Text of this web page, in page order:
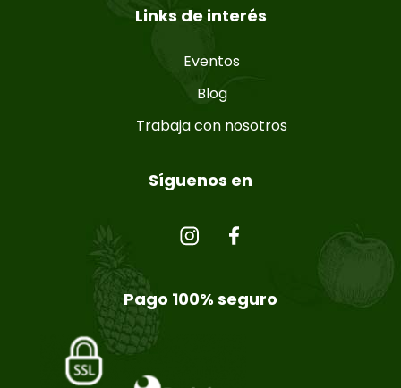
Links de interés
Eventos
Blog
Trabaja con nosotros
Síguenos en
Pago 100% seguro